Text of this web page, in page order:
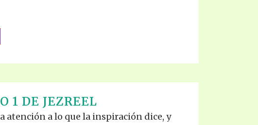
1 DE JEZREEL
atención a lo que la inspiración dice, y